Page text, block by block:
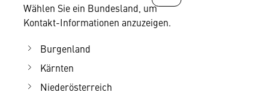
Wählen Sie ein Bundesland, um
Kontakt-Informationen anzuzeigen.
Burgenland
Kärnten
Niederösterreich